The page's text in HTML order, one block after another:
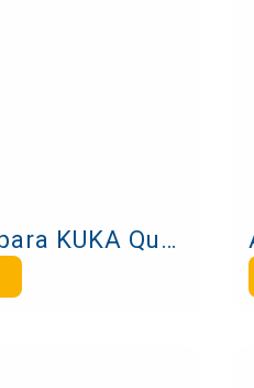
AIRSKIN para KUKA Quantec